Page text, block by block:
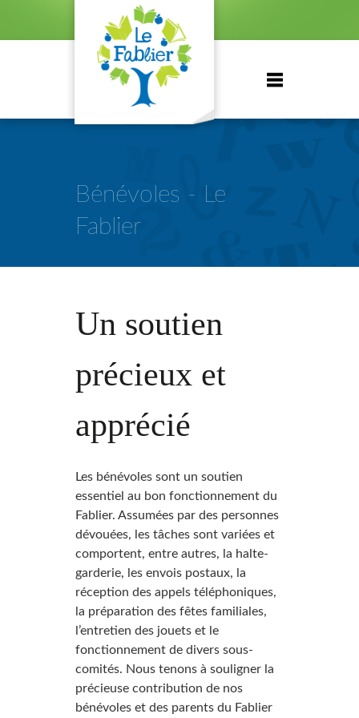
Bénévoles - Le
Fablier
Un soutien
précieux et
apprécié
Les bénévoles sont un soutien
essentiel au bon fonctionnement du
Fablier. Assumées par des personnes
dévouées, les tâches sont variées et
comportent, entre autres, la halte-
garderie, les envois postaux, la
réception des appels téléphoniques,
la préparation des fêtes familiales,
l’entretien des jouets et le
fonctionnement de divers sous-
comités. Nous tenons à souligner la
précieuse contribution de nos
bénévoles et des parents du Fablier